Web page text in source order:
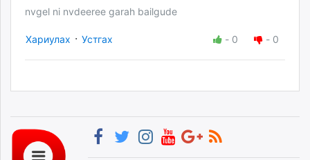
nvgel ni nvdeeree garah bailgude
Хариулах · Устгах - 0 - 0